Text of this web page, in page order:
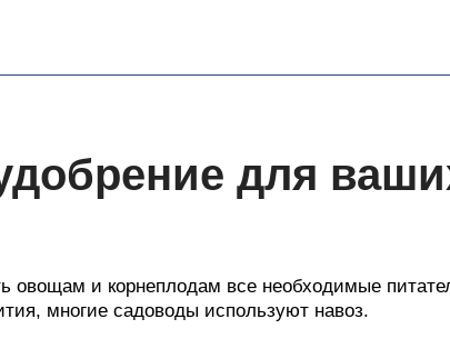
для
овощам и корнеплодам все необходимые
многие садоводы используют навоз.